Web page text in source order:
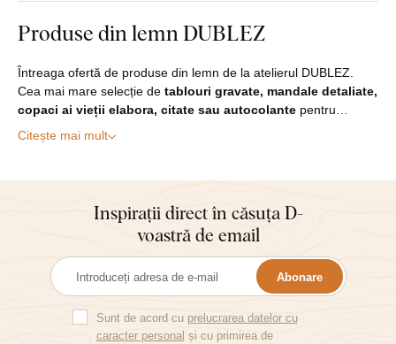
Produse din lemn DUBLEZ
Întreaga ofertă de produse din lemn de la atelierul DUBLEZ.
Cea mai mare selecție de tablouri gravate, mandale detaliate,
copaci ai vieții elabora, citate sau autocolante pentru…
Citește mai mult
Inspirații direct în căsuța D-
voastră de email
Abonare
Sunt de acord cu prelucrarea datelor cu
caracter personal și cu primirea de